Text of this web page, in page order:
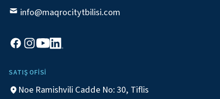
info@maqrocitytbilisi.com
SATIŞ OFISI
Noe Ramishvili Cadde No: 30, Tiflis